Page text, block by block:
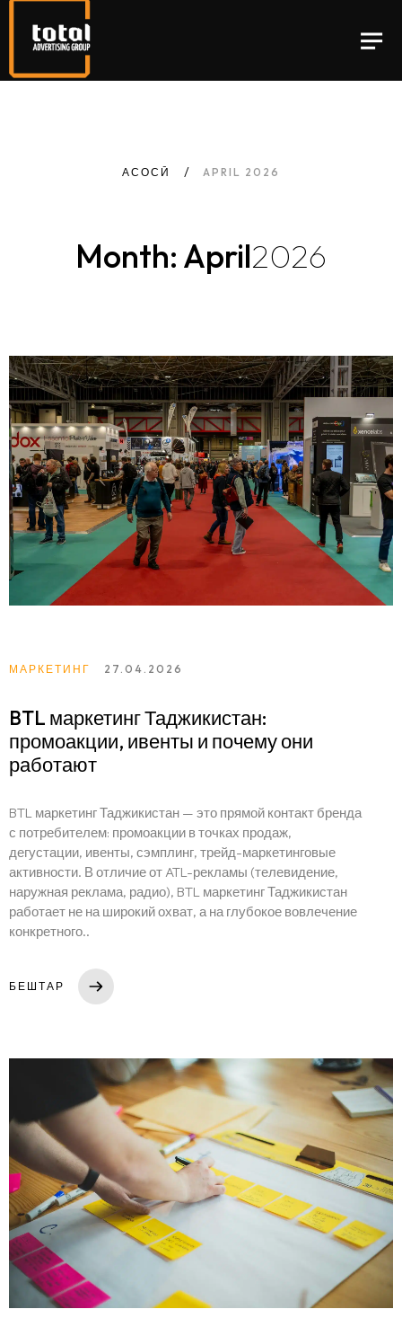
АСОСӢ APRIL 2026
Month: April2026
МАРКЕТИНГ 27.04.2026
BTL маркетинг Таджикистан:
промоакции, ивенты и почему они
работают
BTL маркетинг Таджикистан — это прямой контакт бренда
с потребителем: промоакции в точках продаж,
дегустации, ивенты, сэмплинг, трейд-маркетинговые
активности. В отличие от ATL-рекламы (телевидение,
наружная реклама, радио), BTL маркетинг Таджикистан
работает не на широкий охват, а на глубокое вовлечение
конкретного..
БЕШТАР